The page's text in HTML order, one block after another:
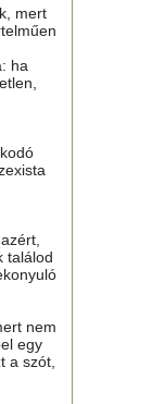
mert
ha
találod
nem
egy
a szót,